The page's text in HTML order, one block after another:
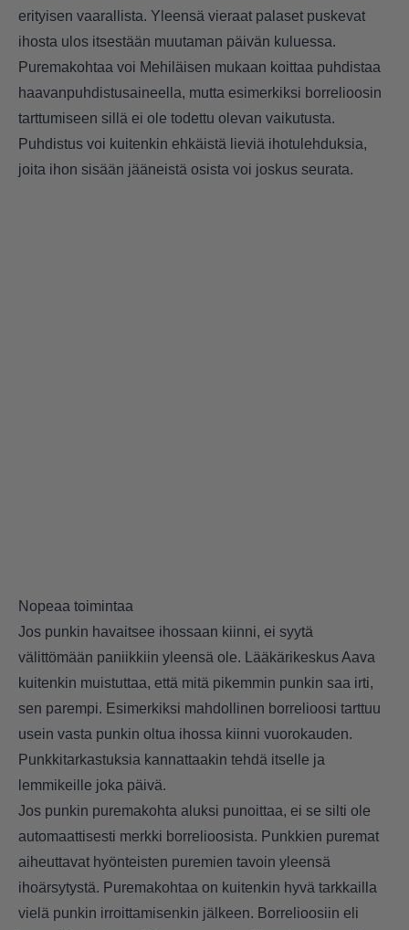
erityisen vaarallista. Yleensä vieraat palaset puskevat
ihosta ulos itsestään muutaman päivän kuluessa.
Puremakohtaa voi Mehiläisen mukaan koittaa puhdistaa
haavanpuhdistusaineella, mutta esimerkiksi borrelioosin
tarttumiseen sillä ei ole todettu olevan vaikutusta.
Puhdistus voi kuitenkin ehkäistä lieviä ihotulehduksia,
joita ihon sisään jääneistä osista voi joskus seurata.
Nopeaa toimintaa
Jos punkin havaitsee ihossaan kiinni, ei syytä
välittömään paniikkiin yleensä ole. Lääkärikeskus Aava
kuitenkin muistuttaa, että mitä pikemmin punkin saa irti,
sen parempi. Esimerkiksi mahdollinen borrelioosi tarttuu
usein vasta punkin oltua ihossa kiinni vuorokauden.
Punkkitarkastuksia kannattaakin tehdä itselle ja
lemmikeille joka päivä.
Jos punkin puremakohta aluksi punoittaa, ei se silti ole
automaattisesti merkki borrelioosista. Punkkien puremat
aiheuttavat hyönteisten puremien tavoin yleensä
ihoärsytystä. Puremakohtaa on kuitenkin hyvä tarkkailla
vielä punkin irroittamisenkin jälkeen. Borrelioosiin eli